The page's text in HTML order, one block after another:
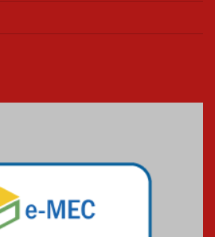
realizará nova edição da Feira
04.08.2026
Mackenzie recepciona os
calouros do segundo semestre